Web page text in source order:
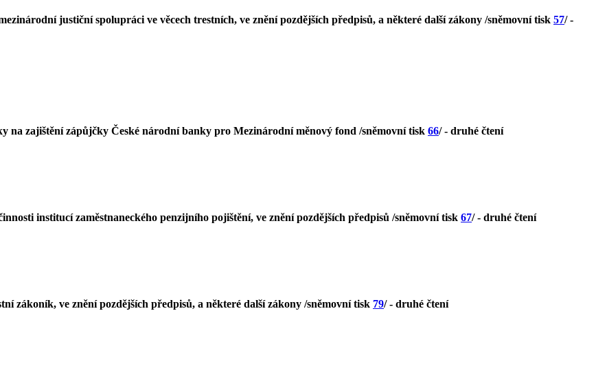
justiční spolupráci ve věcech trestních, ve znění pozdějších předpisů, a některé další zákony /sněmovní tisk 57/ -
zajištění zápůjčky České národní banky pro Mezinárodní měnový fond /sněmovní tisk 66/ - druhé čtení
institucí zaměstnaneckého penzijního pojištění, ve znění pozdějších předpisů /sněmovní tisk 67/ - druhé čtení
zákoník, ve znění pozdějších předpisů, a některé další zákony /sněmovní tisk 79/ - druhé čtení